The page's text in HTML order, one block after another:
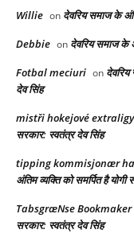
Willie on देवरिय समाज के
Debbie on देवरिय समाज के
Fotbal meciuri on देवरिय
देव सिंह
mistři hokejové extraligy
सरकार: स्वतंत्र देव सिंह
tipping kommisjonær
अंतिम व्यक्ति को समर्पित है
TabsgræNse Bookmaker
सरकार: स्वतंत्र देव सिंह